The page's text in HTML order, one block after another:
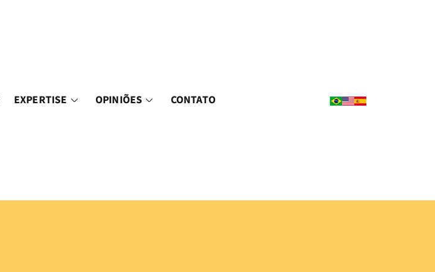
EXPERTISE OPINIÕES CONTATO